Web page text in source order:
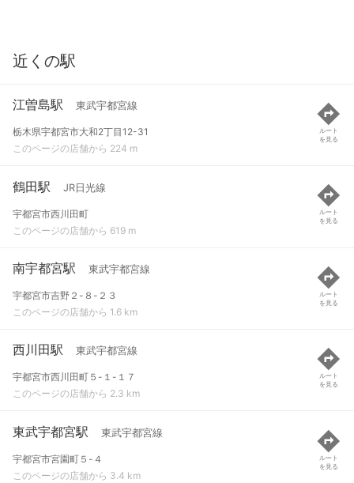
近くの駅
江曽島駅 東武宇都宮線
栃木県宇都宮市大和2丁目12-31
このページの店舗から 224 m
ルート
を見る
鶴田駅 JR日光線
宇都宮市西川田町
このページの店舗から 619 m
ルート
を見る
南宇都宮駅 東武宇都宮線
宇都宮市吉野２-８-２３
このページの店舗から 1.6 km
ルート
を見る
西川田駅 東武宇都宮線
宇都宮市西川田町５-１-１７
このページの店舗から 2.3 km
ルート
を見る
東武宇都宮駅 東武宇都宮線
宇都宮市宮園町５-４
このページの店舗から 3.4 km
ルート
を見る